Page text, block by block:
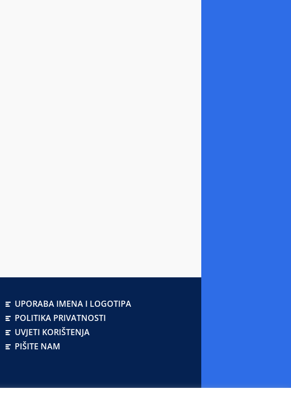
UPORABA IMENA I LOGOTIPA
POLITIKA PRIVATNOSTI
UVJETI KORIŠTENJA
PIŠITE NAM